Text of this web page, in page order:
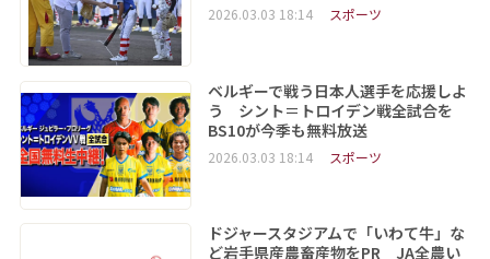
2026.03.03 18:14 スポーツ
ベルギーで戦う日本人選手を応援しよ
う シント＝トロイデン戦全試合を
BS10が今季も無料放送
2026.03.03 18:14 スポーツ
ドジャースタジアムで「いわて牛」な
ど岩手県産農畜産物をPR JA全農い